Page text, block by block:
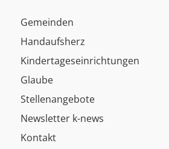
Gemeinden
Handaufsherz
Kindertageseinrichtungen
Glaube
Stellenangebote
Newsletter k-news
Kontakt